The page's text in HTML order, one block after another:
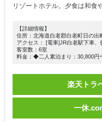
リゾートホテル。夕食は和食
【詳細情報】
住所：北海道白老郡白老町日の出
アクセス： [電車]JR白老駅下車、
客室数：6室
料金：◆二人素泊まり：30,800円
楽天トラ
一休